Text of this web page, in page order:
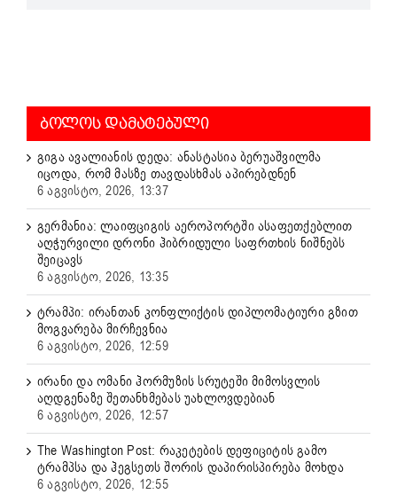
ᲑᲝᲚᲝᲡ ᲓᲐᲛᲐᲢᲔᲑᲣᲚᲘ
გიგა ავალიანის დედა: ანასტასია ბერუაშვილმა
იცოდა, რომ მასზე თავდასხმას აპირებდნენ
6 აგვისტო, 2026, 13:37
გერმანია: ლაიფციგის აეროპორტში ასაფეთქებლით
აღჭურვილი დრონი ჰიბრიდული საფრთხის ნიშნებს
შეიცავს
6 აგვისტო, 2026, 13:35
ტრამპი: ირანთან კონფლიქტის დიპლომატიური გზით
მოგვარება მირჩევნია
6 აგვისტო, 2026, 12:59
ირანი და ომანი ჰორმუზის სრუტეში მიმოსვლის
აღდგენაზე შეთანხმებას უახლოვდებიან
6 აგვისტო, 2026, 12:57
The Washington Post: რაკეტების დეფიციტის გამო
ტრამპსა და ჰეგსეთს შორის დაპირისპირება მოხდა
6 აგვისტო, 2026, 12:55